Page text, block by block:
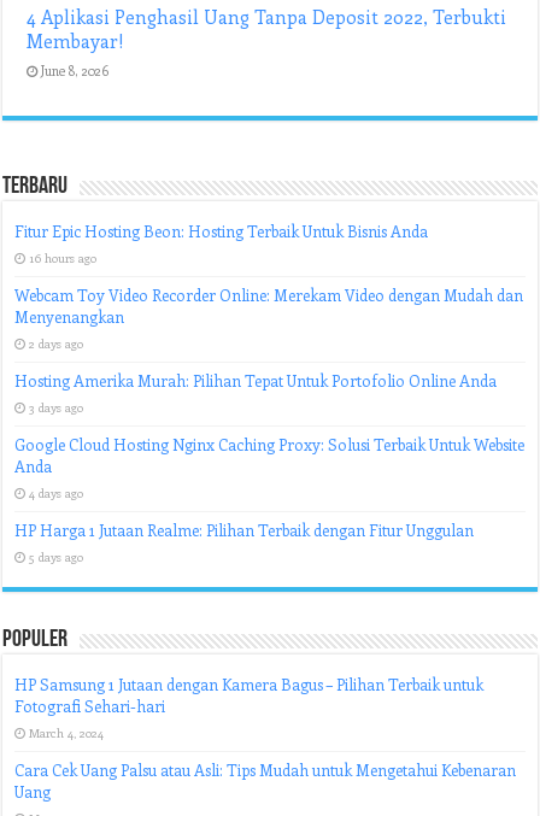
4 Aplikasi Penghasil Uang Tanpa Deposit 2022, Terbukti
Membayar!
June 8, 2026
Terbaru
Fitur Epic Hosting Beon: Hosting Terbaik Untuk Bisnis Anda
16 hours ago
Webcam Toy Video Recorder Online: Merekam Video dengan Mudah dan
Menyenangkan
2 days ago
Hosting Amerika Murah: Pilihan Tepat Untuk Portofolio Online Anda
3 days ago
Google Cloud Hosting Nginx Caching Proxy: Solusi Terbaik Untuk Website
Anda
4 days ago
HP Harga 1 Jutaan Realme: Pilihan Terbaik dengan Fitur Unggulan
5 days ago
Populer
HP Samsung 1 Jutaan dengan Kamera Bagus – Pilihan Terbaik untuk
Fotografi Sehari-hari
March 4, 2024
Cara Cek Uang Palsu atau Asli: Tips Mudah untuk Mengetahui Kebenaran
Uang